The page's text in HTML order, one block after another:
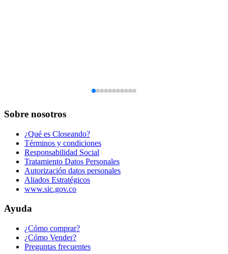
Sobre nosotros
¿Qué es Closeando?
Términos y condiciones
Responsabilidad Social
Tratamiento Datos Personales
Autorización datos personales
Aliados Estratégicos
www.sic.gov.co
Ayuda
¿Cómo comprar?
¿Cómo Vender?
Preguntas frecuentes